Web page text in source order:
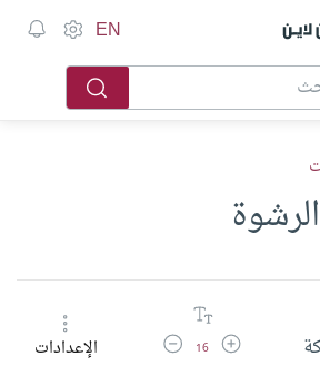
لاين EN
زيادة حجم الخط
16 تقليل حجم الخطالإعدادات